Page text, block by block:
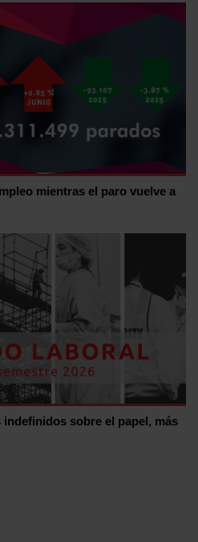
mientras el paro vuelve a
indefinidos sobre el papel, más